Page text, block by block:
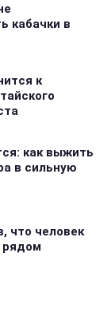
кабачки в
к
как выжить
в сильную
что человек
рядом